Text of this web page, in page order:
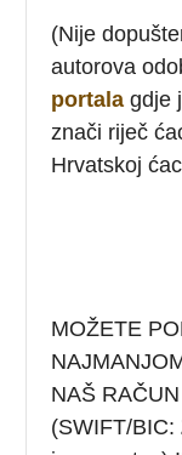
(Nije
autorova
portala gdje
znači riječ
Hrvatskoj
MOŽETE
NAŠ RAČUN
(SWIFT/BIC: